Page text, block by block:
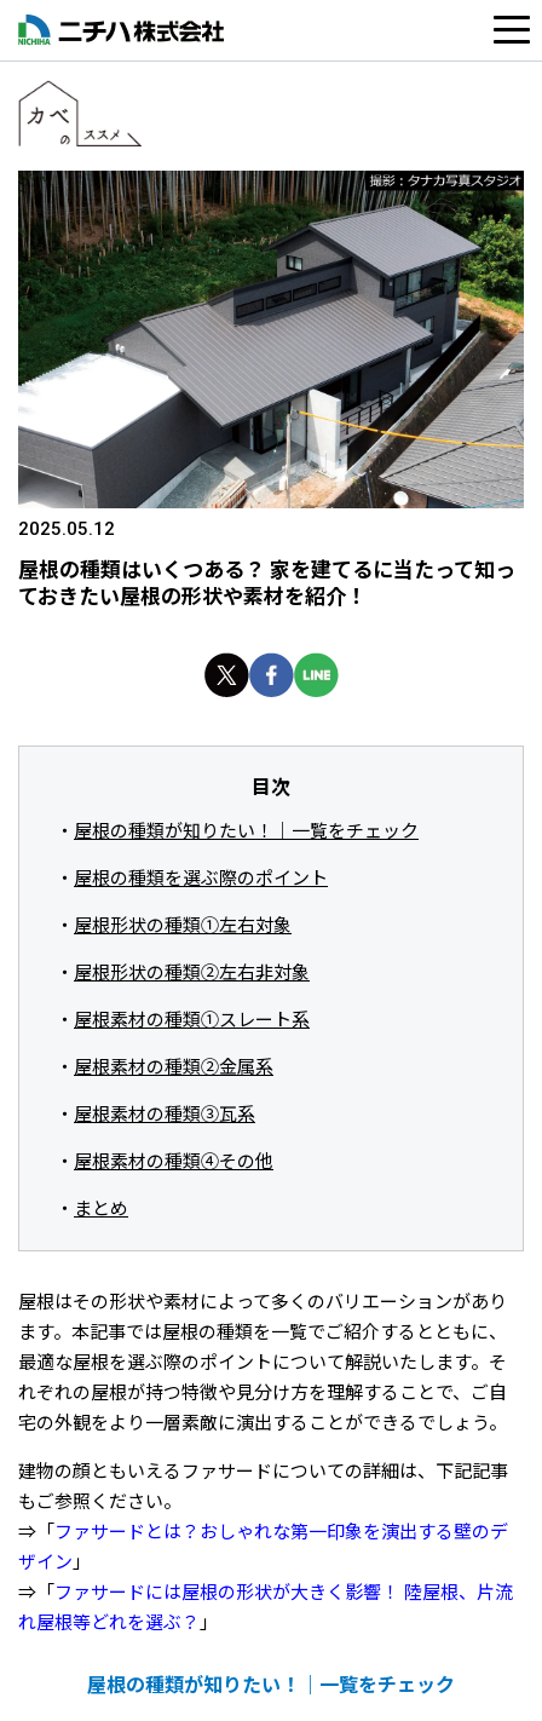
2025.05.12
屋根の種類はいくつある？ 家を建てるに当たって知っ
ておきたい屋根の形状や素材を紹介！
目次
屋根の種類が知りたい！｜一覧をチェック
屋根の種類を選ぶ際のポイント
屋根形状の種類①左右対象
屋根形状の種類②左右非対象
屋根素材の種類①スレート系
屋根素材の種類②金属系
屋根素材の種類③瓦系
屋根素材の種類④その他
まとめ
屋根はその形状や素材によって多くのバリエーションがあり
ます。本記事では屋根の種類を一覧でご紹介するとともに、
最適な屋根を選ぶ際のポイントについて解説いたします。そ
れぞれの屋根が持つ特徴や見分け方を理解することで、ご自
宅の外観をより一層素敵に演出することができるでしょう。
建物の顔ともいえるファサードについての詳細は、下記記事
もご参照ください。
⇒「 ファサードとは？おしゃれな第一印象を演出する壁のデ
ザイン 」
⇒「 ファサードには屋根の形状が大きく影響！ 陸屋根、片流
れ屋根等どれを選ぶ？ 」
屋根の種類が知りたい！｜一覧をチェック